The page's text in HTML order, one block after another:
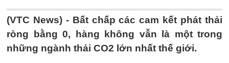
(VTC News) - Bất chấp các cam kết phát thải
ròng bằng 0, hàng không vẫn là một trong
những ngành thải CO2 lớn nhất thế giới.